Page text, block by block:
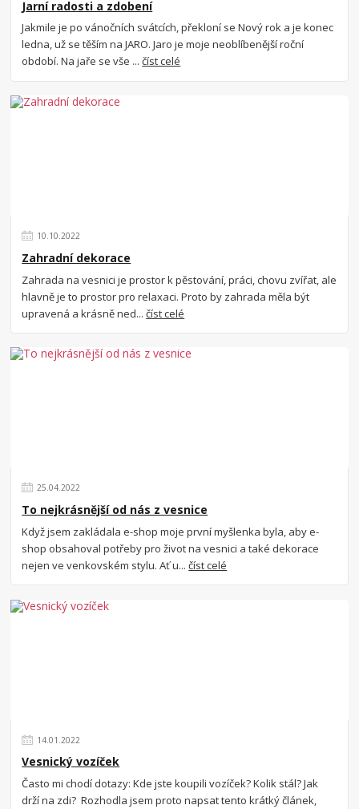
Jarní radosti a zdobení
Jakmile je po vánočních svátcích, překloní se Nový rok a je konec
ledna, už se těším na JARO. Jaro je moje neoblíbenější roční
období. Na jaře se vše ...číst celé
10.10.2022
Zahradní dekorace
Zahrada na vesnici je prostor k pěstování, práci, chovu zvířat, ale
hlavně je to prostor pro relaxaci. Proto by zahrada měla být
upravená a krásně ned...číst celé
25.04.2022
To nejkrásnější od nás z vesnice
Když jsem zakládala e-shop moje první myšlenka byla, aby e-
shop obsahoval potřeby pro život na vesnici a také dekorace
nejen ve venkovském stylu. Ať u...číst celé
14. 01 2022
Vesnický vozíček
Často mi chodí dotazy: Kde jste koupili vozíček? Kolik stál? Jak
drží na zdi? Rozhodla jsem proto napsat tento krátký článek,